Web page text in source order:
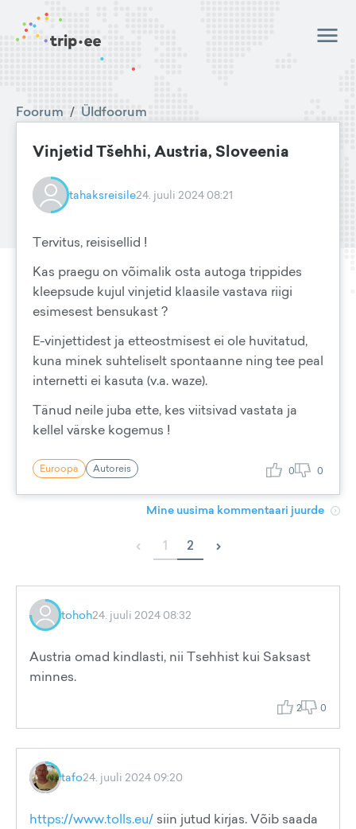
Foorum / Üldfoorum
Vinjetid Tšehhi, Austria, Sloveenia
tahaksreisile24. juuli 2024 08:21
Tervitus, reisisellid !
Kas praegu on võimalik osta autoga trippides
kleepsude kujul vinjetid klaasile vastava riigi
esimesest bensukast ?
E-vinjettidest ja etteostmisest ei ole huvitatud,
kuna minek suhteliselt spontaanne ning tee peal
internetti ei kasuta (v.a. waze).
Tänud neile juba ette, kes viitsivad vastata ja
kellel värske kogemus !
Euroopa Autoreis 0 0
Mine uusima kommentaari juurde
‹ 1 2 ›
tohoh24. juuli 2024 08:32
Austria omad kindlasti, nii Tsehhist kui Saksast
minnes.
2 0
tafo24. juuli 2024 09:20
https://www.tolls.eu/ siin jutud kirjas. Võib saada